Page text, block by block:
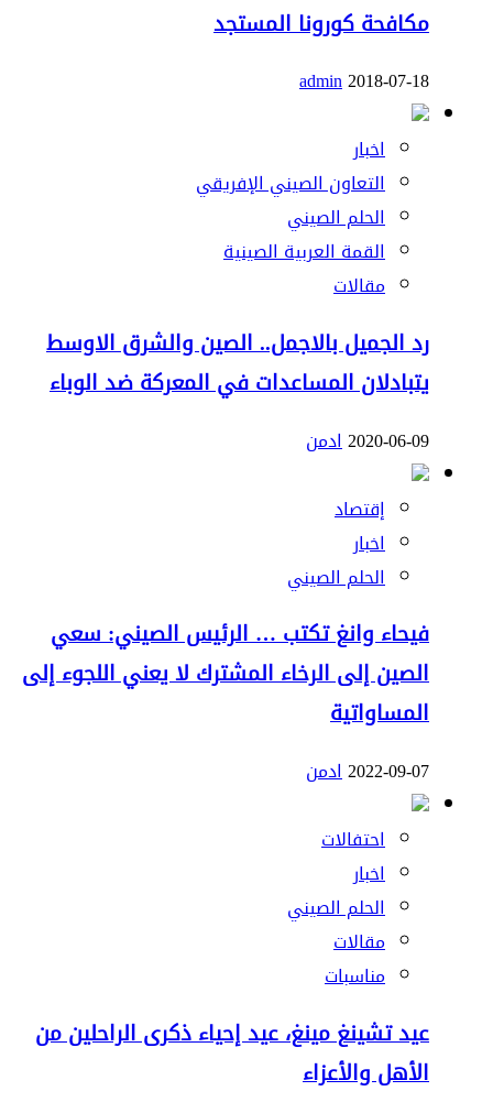
مكافحة كورونا المستجد
2018-07-18
admin
اخبار
التعاون الصيني الإفريقي
الحلم الصيني
القمة العربية الصينية
مقالات
رد الجميل بالاجمل.. الصين والشرق الاوسط
يتبادلان المساعدات في المعركة ضد الوباء
2020-06-09ادمن
إقتصاد
اخبار
الحلم الصيني
فيحاء وانغ تكتب … الرئيس الصيني: سعي
الصين إلى الرخاء المشترك لا يعني اللجوء إلى
المساواتية
2022-09-07ادمن
احتفالات
اخبار
الحلم الصيني
مقالات
مناسبات
عيد تشينغ مينغ، عيد إحياء ذكرى الراحلين من
الأهل والأعزاء